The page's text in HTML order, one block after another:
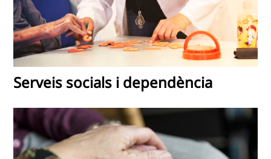
Serveis socials i dependència